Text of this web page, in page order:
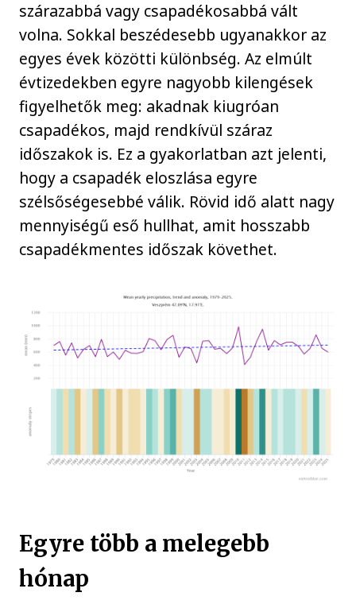
szárazabbá vagy csapadékosabbá vált
volna. Sokkal beszédesebb ugyanakkor az
egyes évek közötti különbség. Az elmúlt
évtizedekben egyre nagyobb kilengések
figyelhetők meg: akadnak kiugróan
csapadékos, majd rendkívül száraz
időszakok is. Ez a gyakorlatban azt jelenti,
hogy a csapadék eloszlása egyre
szélsőségesebbé válik. Rövid idő alatt nagy
mennyiségű eső hullhat, amit hosszabb
csapadékmentes időszak követhet.
Egyre több a melegebb
hónap